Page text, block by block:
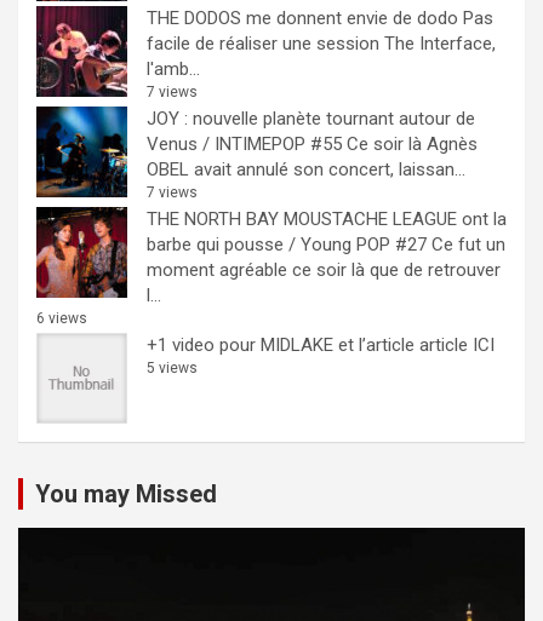
THE DODOS me donnent envie de dodo Pas
facile de réaliser une session The Interface,
l'amb...
7 views
JOY : nouvelle planète tournant autour de
Venus / INTIMEPOP #55 Ce soir là Agnès
OBEL avait annulé son concert, laissan...
7 views
THE NORTH BAY MOUSTACHE LEAGUE ont la
barbe qui pousse / Young POP #27 Ce fut un
moment agréable ce soir là que de retrouver
l...
6 views
+1 video pour MIDLAKE et l’article article ICI
5 views
You may Missed